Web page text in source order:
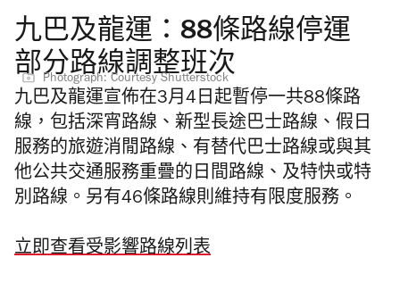
九巴及龍運：88條路線停運
部分路線調整班次
Photograph: Courtesy Shutterstock
九巴及龍運宣佈在3月4日起暫停一共88條路
線，包括深宵路線、新型長途巴士路線、假日
服務的旅遊消閒路線、有替代巴士路線或與其
他公共交通服務重疊的日間路線、及特快或特
別路線。另有46條路線則維持有限度服務。
立即查看受影響路線列表